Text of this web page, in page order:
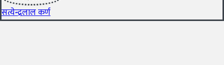
सत्येन्द्रलाल कर्ण